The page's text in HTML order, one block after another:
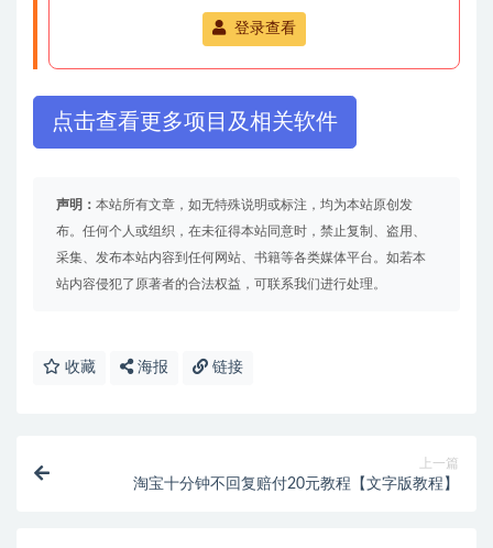
登录查看
点击查看更多项目及相关软件
声明： 本站所有文章，如无特殊说明或标注，均为本站原创发
布。任何个人或组织，在未征得本站同意时，禁止复制、盗用、
采集、发布本站内容到任何网站、书籍等各类媒体平台。如若本
站内容侵犯了原著者的合法权益，可联系我们进行处理。
收藏 海报 链接
上一篇
淘宝十分钟不回复赔付20元教程【文字版教程】